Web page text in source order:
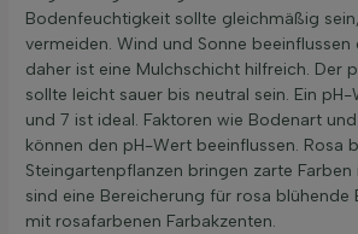
Bodenfeuchtigkeit sollte gleichmäßig
vermeiden. Wind und Sonne beeinflussen
daher ist eine Mulchschicht hilfreich. Der
sollte leicht sauer bis neutral sein. Ein
und 7 ist ideal. Faktoren wie Bodenart
können den pH-Wert beeinflussen. Rosa
Steingartenpflanzen bringen zarte
sind eine Bereicherung für rosa blühende
mit rosafarbenen Farbakzenten.